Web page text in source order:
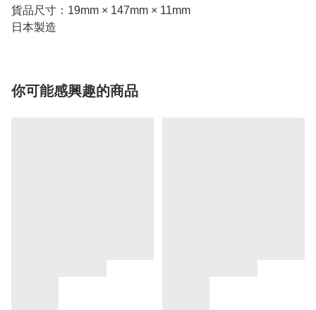
貨品尺寸：19mm × 147mm × 11mm
日本製造
你可能感興趣的商品